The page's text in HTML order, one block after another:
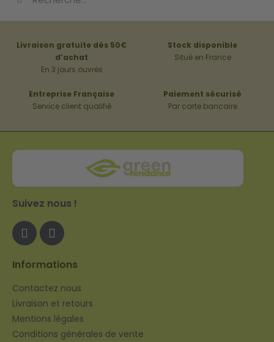
Livraison gratuite dès 50€
d’achat
En 3 jours ouvrés
Stock disponible
Situé en France
Entreprise Française
Service client qualifié
Paiement sécurisé
Par carte bancaire
Suivez nous !
Informations
Contactez nous
Livraison et retours
Mentions légales
Conditions générales de vente